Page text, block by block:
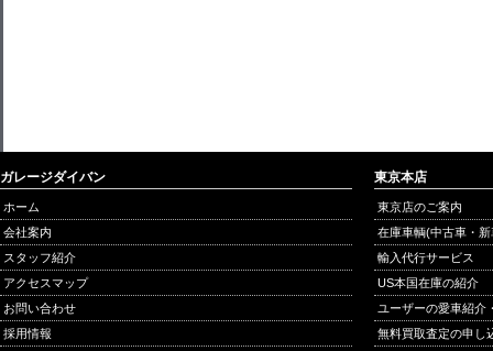
ガレージダイバン
ホーム
会社案内
スタッフ紹介
アクセスマップ
お問い合わせ
採用情報
東京本店
東京店のご案内
在庫車輌(中古車・
輸入代行サービス
US本国在庫の紹介
ユーザーの愛車紹介
無料買取査定の申し